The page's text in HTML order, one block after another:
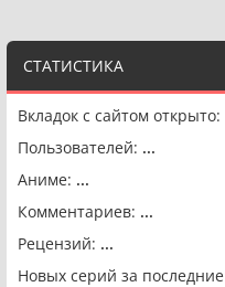
СТАТИСТИКА
Вкладок с сайтом открыто:
Пользователей: ...
Аниме: ...
Комментариев: ...
Рецензий: ...
Новых серий за последние